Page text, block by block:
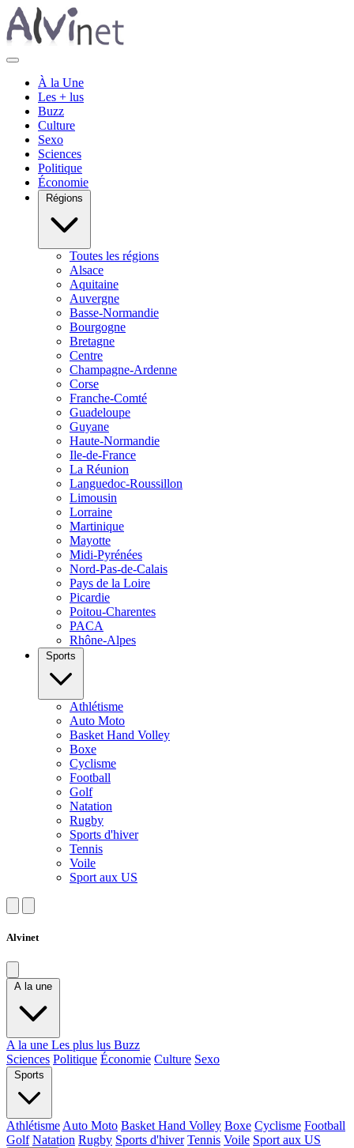
À la Une
Les + lus
Buzz
Culture
Sexo
Sciences
Politique
Économie
Régions
Toutes les régions
Alsace
Aquitaine
Auvergne
Basse-Normandie
Bourgogne
Bretagne
Centre
Champagne-Ardenne
Corse
Franche-Comté
Guadeloupe
Guyane
Haute-Normandie
Ile-de-France
La Réunion
Languedoc-Roussillon
Limousin
Lorraine
Martinique
Mayotte
Midi-Pyrénées
Nord-Pas-de-Calais
Pays de la Loire
Picardie
Poitou-Charentes
PACA
Rhône-Alpes
Sports
Athlétisme
Auto Moto
Basket Hand Volley
Boxe
Cyclisme
Football
Golf
Natation
Rugby
Sports d'hiver
Tennis
Voile
Sport aux US
Alvinet
A la une
A la une Les plus lus Buzz
Sciences Politique Économie Culture Sexo
Sports
Athlétisme Auto Moto Basket Hand Volley Boxe Cyclisme Football
Golf Natation Rugby Sports d'hiver Tennis Voile Sport aux US